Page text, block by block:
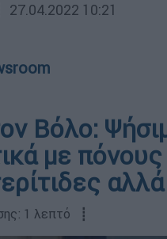
27.04.2022 10:21
Βόλο:
με πόνους
1 λεπτό ┋